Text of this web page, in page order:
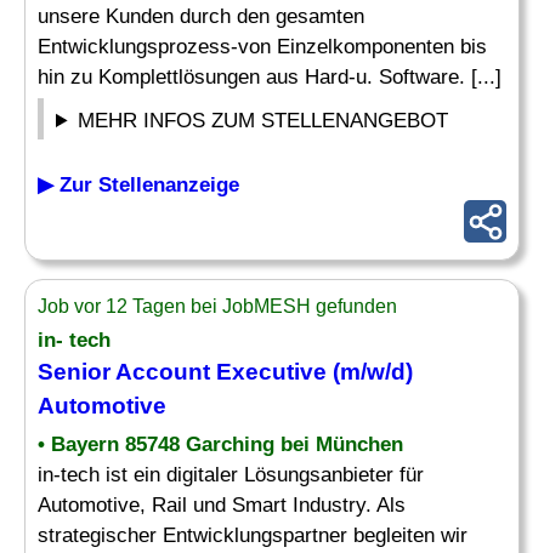
unsere Kunden durch den gesamten
Entwicklungsprozess-von Einzelkomponenten bis
hin zu Komplettlösungen aus Hard-u. Software. [...]
MEHR INFOS ZUM STELLENANGEBOT
▶ Zur Stellenanzeige
Job vor 12 Tagen bei JobMESH gefunden
in- tech
Senior Account Executive (m/w/d)
Automotive
• Bayern 85748 Garching bei München
in-tech ist ein digitaler Lösungsanbieter für
Automotive, Rail und Smart Industry. Als
strategischer Entwicklungspartner begleiten wir